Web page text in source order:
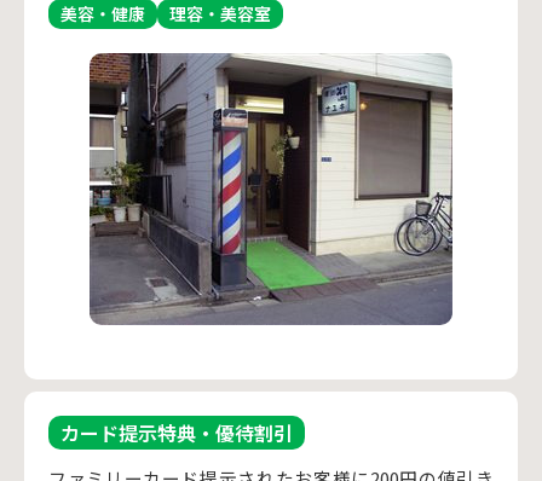
美容・健康 理容・美容室
カード提示特典・優待割引